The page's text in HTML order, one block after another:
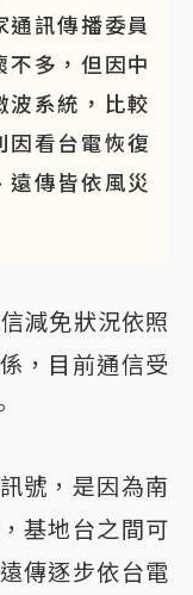
通訊傳播委員
多，但因中
波系統，比較
因看台電恢復
遠傳皆依風災
減免狀況依照
，目前通信受
號，是因為南
基地台之間可
傳逐步依台電